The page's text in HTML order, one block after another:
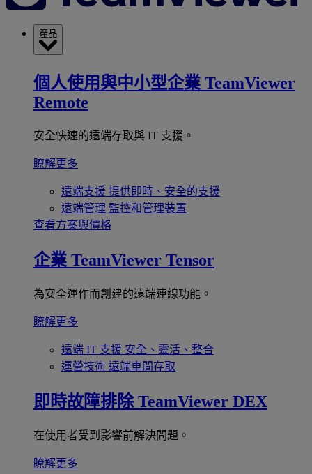
產品
個人使用與中小型企業 TeamViewer
Remote
安全快速的遠端存取與 IT 支援。
瞭解更多
遠端支援 提供即時、安全的支援
遠端管理 監控和管理裝置
查看方案與價格
企業 TeamViewer Tensor
為安全運作而創建的遠端連線功能。
瞭解更多
遠端 IT 支援 安全、靈活、整合
運營技術 遠端車間存取
即時故障排除 TeamViewer DEX
在使用者受到影響前解決問題。
瞭解更多